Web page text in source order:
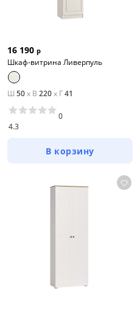
16 190 р
Шкаф-витрина Ливерпуль
Ш 50x В 220x Г41
4.3
0
В корзину